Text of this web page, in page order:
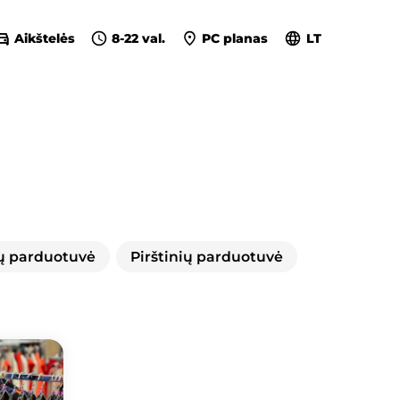
Aikštelės 8-22 val. PC planas LT
parduotuvė Pirštinių parduotuvė